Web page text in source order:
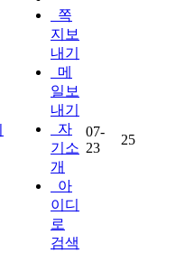
쪽
지보
내기
메
일보
내기
자
기소
개
아
이디
로
검색
07-
23
25